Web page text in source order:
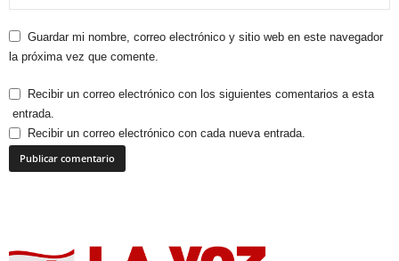
Guardar mi nombre, correo electrónico y sitio web en este navegador
la próxima vez que comente.
Recibir un correo electrónico con los siguientes comentarios a esta
entrada.
Recibir un correo electrónico con cada nueva entrada.